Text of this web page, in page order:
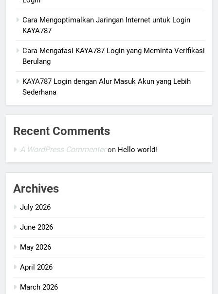
Cara Mengoptimalkan Jaringan Internet untuk Login
KAYA787
Cara Mengatasi KAYA787 Login yang Meminta Verifikasi
Berulang
KAYA787 Login dengan Alur Masuk Akun yang Lebih
Sederhana
Recent Comments
A WordPress Commenteron Hello world!
Archives
July 2026
June 2026
May 2026
April 2026
March 2026